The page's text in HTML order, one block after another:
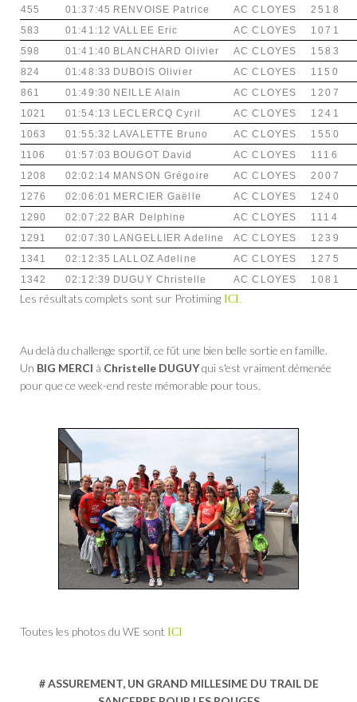
455
01:37:45 RENVOISE Patrice AC CLOYES
2518
583
01:41:12 VALLEE Eric AC CLOYES
1071
598
01:41:40 BLANCHARD Olivier AC CLOYES
1583
824
01:48:33 DUBOIS Olivier AC CLOYES
1150
861
01:49:30 NEILLE Alain AC CLOYES
1207
1021
01:54:13 LECLERCQ Cyril AC CLOYES
1241
1063
01:55:32 LAVALETTE Bruno AC CLOYES
1550
1106
01:57:03 BOUGOT David AC CLOYES
1116
1208
02:02:14 MANSON Grégoire AC CLOYES
2007
1276
02:06:01 MERCIER Gaëlle AC CLOYES
1240
1290
02:07:22 BAR Delphine AC CLOYES
1114
1291
02:07:30 LANGELLIER Adeline AC CLOYES
1239
1341
02:12:35 LALLOZ Adeline AC CLOYES
1275
1342
02:12:39 DUGUY Christelle AC CLOYES 1081
Les résultats complets sont sur Protiming ICI.
Au delà du challenge sportif, ce fût une bien belle sortie en famille.
Un BIG MERCI à Christelle DUGUYqui s'est vraiment démenée
pour que ce week-end reste mémorable pour tous.
Toutes les photos du WE sont ICI
# ASSUREMENT, UN GRAND MILLESIME DU TRAIL DE